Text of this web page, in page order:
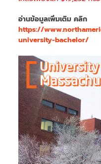
อ่านข้อมูลเพิ่มเติม คลิก
https://
university-bachelor/